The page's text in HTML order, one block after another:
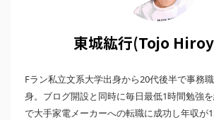
東城紘行(Tojo
Fラン私立文系大学出身から20代後半で事務
身。ブログ開設と同時に毎日最低1時間勉強
で大手家電メーカーへの転職に成功し年収が